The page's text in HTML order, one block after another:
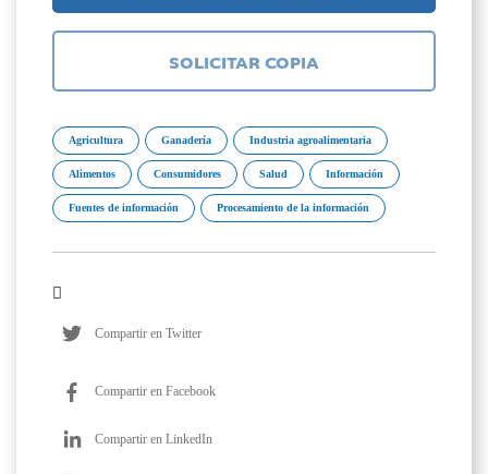
SOLICITAR COPIA
Agricultura Ganadería Industria agroalimentaria
Alimentos Consumidores Salud Información
Fuentes de información Procesamiento de la información
Compartir en Twitter
Compartir en Facebook
Compartir en LinkedIn